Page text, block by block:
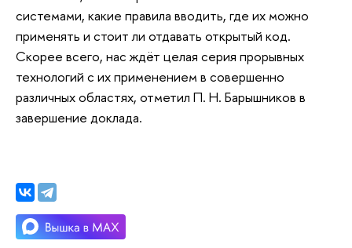
системами, какие правила вводить, где их можно
применять и стоит ли отдавать открытый код.
Скорее всего, нас ждёт целая серия прорывных
технологий с их применением в совершенно
различных областях, отметил П. Н. Барышников в
завершение доклада.